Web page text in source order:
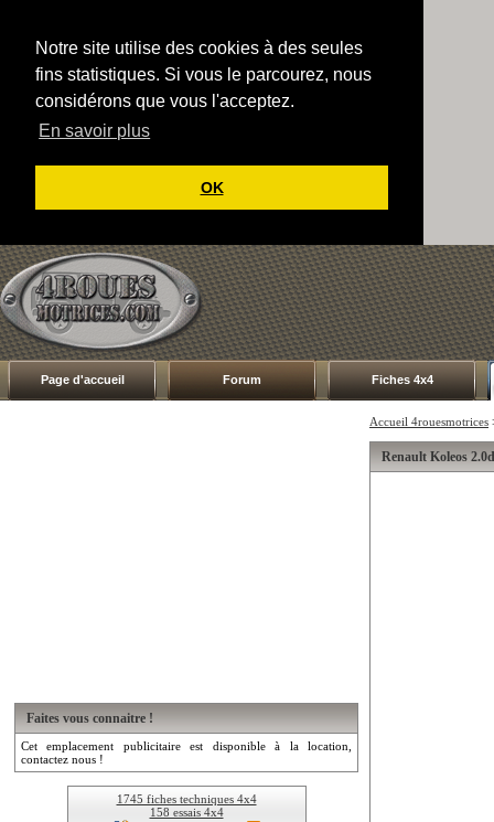
Notre site utilise des cookies à des seules
fins statistiques. Si vous le parcourez, nous
considérons que vous l'acceptez.
En savoir plus
OK
Page d'accueil Forum Fiches 4x4
Faites vous connaitre !
Cet emplacement publicitaire est disponible à la location,
contactez nous !
1745 fiches techniques 4x4
158 essais 4x4
Accueil 4rouesmotrices
Renault Koleos